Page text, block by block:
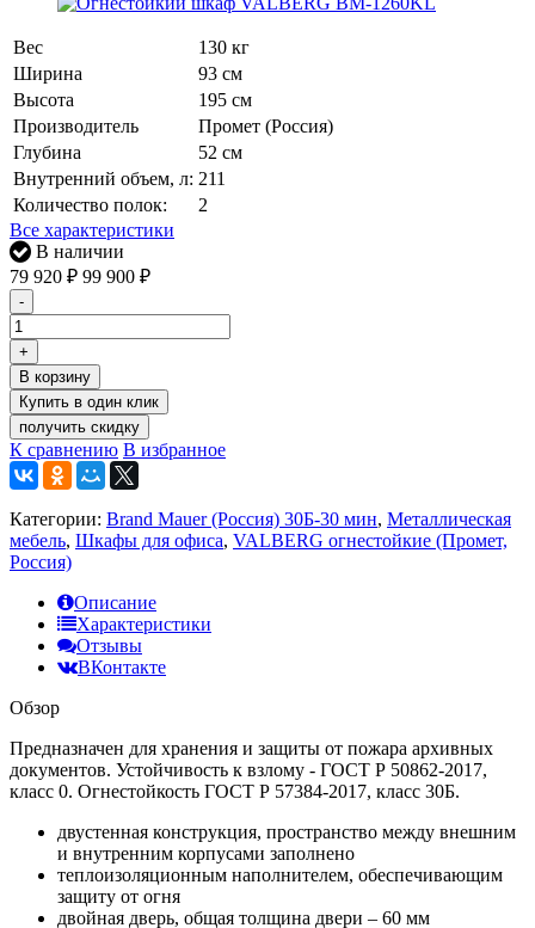
Вес
130 кг
Ширина
93 см
Высота
195 см
Производитель
Промет (Россия)
Глубина
52 см
Внутренний объем, л: 211
Количество полок:
2
Все характеристики
В наличии
79 920 ₽ 99 900 ₽
-
+
В корзину
получить скидку
К сравнению В избранное
Категории: Brand Mauer (Россия) 30Б-30 мин, Металлическая
мебель, Шкафы для офиса, VALBERG огнестойкие (Промет,
Россия)
Описание
Характеристики
Отзывы
ВКонтакте
Обзор
Предназначен для хранения и защиты от пожара архивных
документов. Устойчивость к взлому - ГОСТ Р 50862-2017,
класс 0. Огнестойкость ГОСТ Р 57384-2017, класс 30Б.
двустенная конструкция, пространство между внешним
и внутренним корпусами заполнено
теплоизоляционным наполнителем, обеспечивающим
защиту от огня
двойная дверь, общая толщина двери – 60 мм